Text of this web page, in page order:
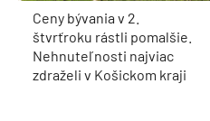
Ceny bývania v 2.
štvrťroku rástli pomalšie.
Nehnuteľnosti najviac
zdraželi v Košickom kraji